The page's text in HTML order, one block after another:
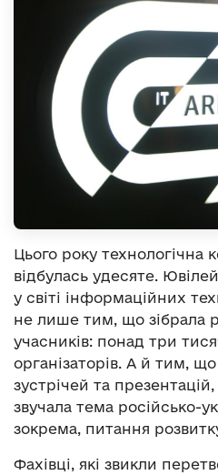
Цього року технологічна
відбулась удесяте.
у світі інформаційних
не лише тим, що зібрала
учасників: понад три
організаторів. А й тим,
зустрічей та презентацій,
звучала тема російсько-
зокрема, питання
Фахівці, які звикли